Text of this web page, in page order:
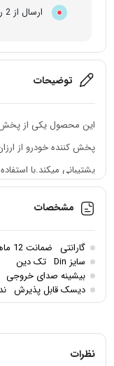
ارسال از 2 روز کاری توسط آرانوکا
توضیحات
این محصول یکی از پخش
پخش کننده خودرو از
پشتیبانی میکند.با
خود را از تلفن همراهتان
این محصول یک پخش
نیست.
مشخصات
گارانتی ضمانت 12 ماهه آسان سرویس
سایز Din
تک دین
بیشینه صدای خروجی
دیسک قابل پذیرش
نظرات